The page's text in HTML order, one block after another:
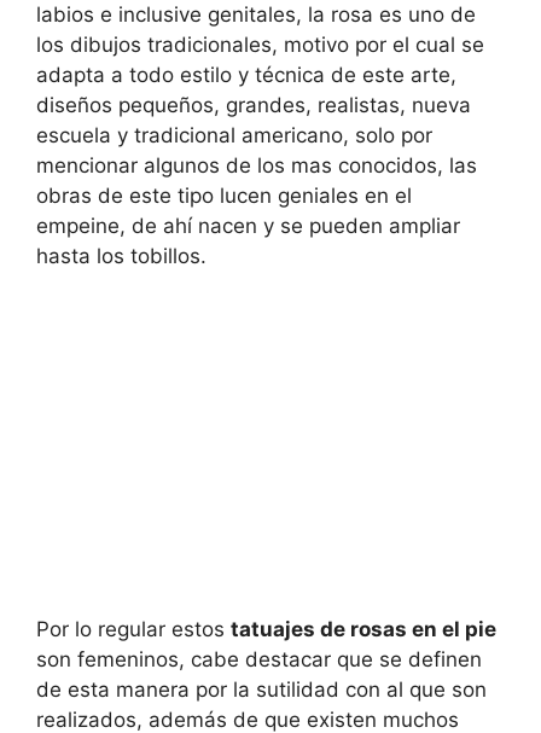
labios e inclusive genitales, la rosa es uno de
los dibujos tradicionales, motivo por el cual se
adapta a todo estilo y técnica de este arte,
diseños pequeños, grandes, realistas, nueva
escuela y tradicional americano, solo por
mencionar algunos de los mas conocidos, las
obras de este tipo lucen geniales en el
empeine, de ahí nacen y se pueden ampliar
hasta los tobillos.
Por lo regular estos tatuajes de rosas en el pie
son femeninos, cabe destacar que se definen
de esta manera por la sutilidad con al que son
realizados, además de que existen muchos